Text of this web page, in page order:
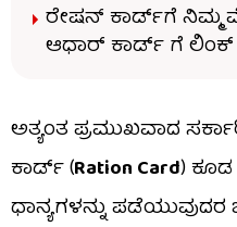
ರೇಷನ್ ಕಾರ್ಡ್‌ಗೆ ನಿಮ್ಮ
ಆಧಾರ್ ಕಾರ್ಡ್ ಗೆ ಲಿಂಕ್
ಅತ್ಯಂತ ಪ್ರಮುಖವಾದ
ಕಾರ್ಡ್ (Ration Card)
ಧಾನ್ಯಗಳನ್ನು